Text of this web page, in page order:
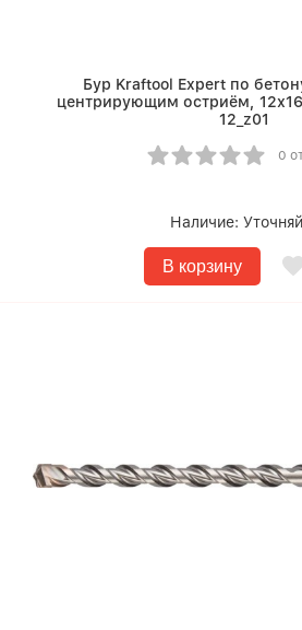
Бур Kraftool Expert по
центрирующим остриём,
12_z01
0
Наличие:
В корзину